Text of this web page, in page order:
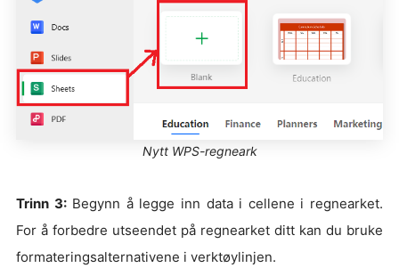
Nytt WPS-regneark
Trinn 3:Begynn å legge inn data i cellene i regnearket.
For å forbedre utseendet på regnearket ditt kan du bruke
formateringsalternativene i verktøylinjen.